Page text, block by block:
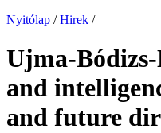
Nyitólap / Hirek /
Ujma-Bódizs-
and
and future